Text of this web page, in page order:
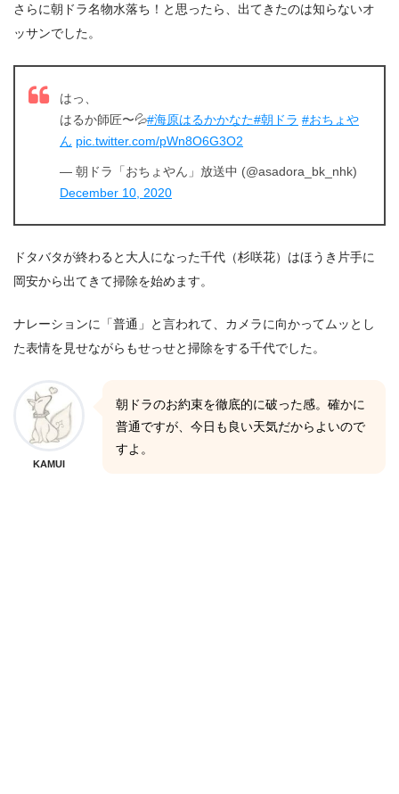
さらに朝ドラ名物水落ち！と思ったら、出てきたのは知らないオ
ッサンでした。
はっ、
はるか師匠〜💦#海原はるかかなた#朝ドラ #おちょや
ん pic.twitter.com/pWn8O6G3O2
— 朝ドラ「おちょやん」放送中 (@asadora_bk_nhk)
December 10, 2020
ドタバタが終わると大人になった千代（杉咲花）はほうき片手に
岡安から出てきて掃除を始めます。
ナレーションに「普通」と言われて、カメラに向かってムッとし
た表情を見せながらもせっせと掃除をする千代でした。
KAMUI
朝ドラのお約束を徹底的に破った感。確かに
普通ですが、今日も良い天気だからよいので
すよ。